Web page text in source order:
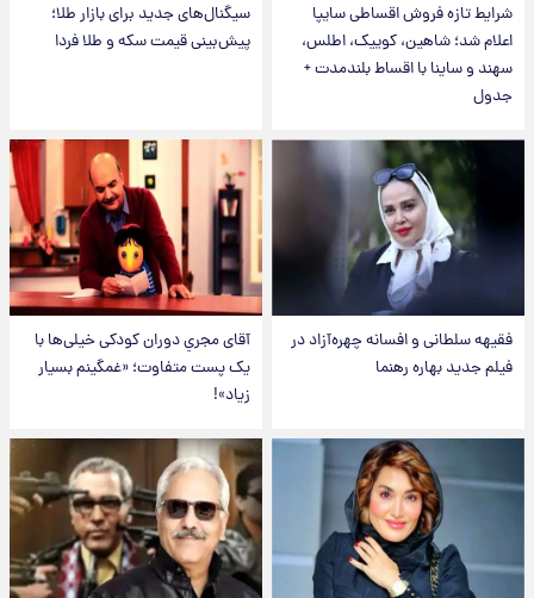
شرایط تازه فروش اقساطی سایپا
اعلام شد؛ شاهین، کوییک، اطلس،
سهند و ساینا با اقساط بلندمدت +
جدول
سیگنال‌های جدید برای بازار طلا؛
پیش‌بینی قیمت سکه و طلا فردا
فقیهه سلطانی و افسانه چهره‌آزاد در
فیلم جدید بهاره رهنما
آقای مجریِ دوران کودکی خیلی‌ها با
یک پست متفاوت؛ «غمگینم بسیار
زیاد»!